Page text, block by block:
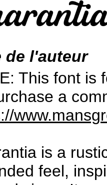
de l'auteur
This font is
a
is a
feel,